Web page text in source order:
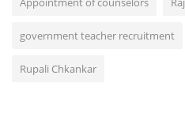
government teacher recruitment
Rupali Chkankar